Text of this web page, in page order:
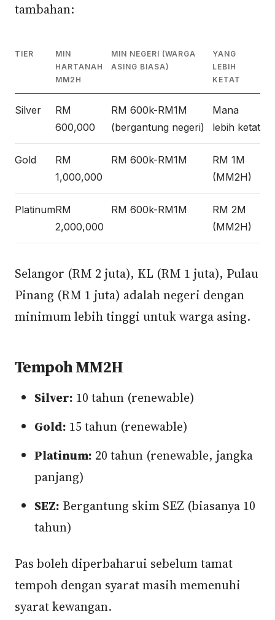
tambahan:
TIER
MIN
HARTANAH
MM2H
MIN NEGERI (WARGA
ASING BIASA)
YANG
LEBIH
KETAT
Silver
RM
600,000
RM 600k-RM1M
(bergantung negeri)
Mana
lebih ketat
Gold
RM
1,000,000
RM 600k-RM1M
RM 1M
(MM2H)
PlatinumRM
2,000,000
RM 600k-RM1M
RM 2M
(MM2H)
Selangor (RM 2 juta), KL (RM 1 juta), Pulau
Pinang (RM 1 juta) adalah negeri dengan
minimum lebih tinggi untuk warga asing.
Tempoh MM2H
Silver: 10 tahun (renewable)
Gold: 15 tahun (renewable)
Platinum: 20 tahun (renewable, jangka
panjang)
SEZ: Bergantung skim SEZ (biasanya 10
tahun)
Pas boleh diperbaharui sebelum tamat
tempoh dengan syarat masih memenuhi
syarat kewangan.